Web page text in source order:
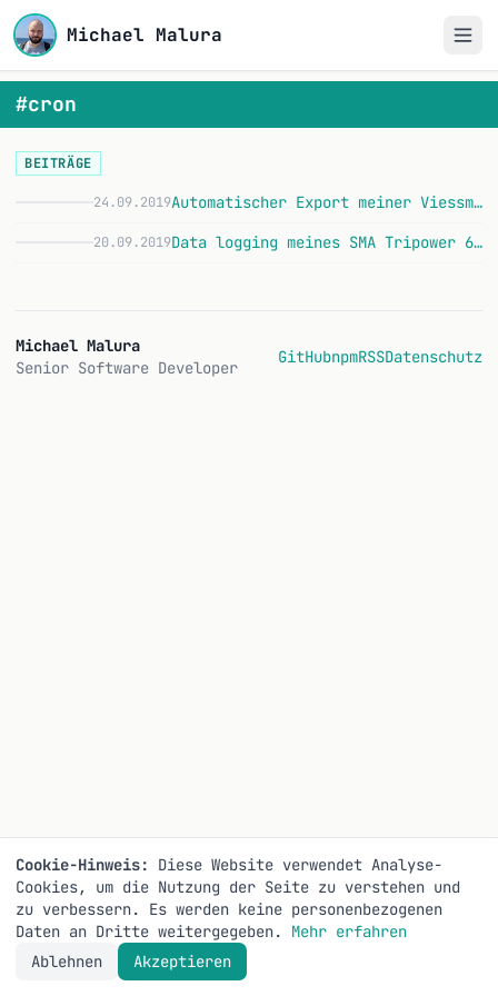
Michael Malura
#cron
BEITRÄGE
24.09.2019 Automatischer Export meiner Viessmann Heizung
20.09.2019 Data logging meines SMA Tripower 6.0 Inverters
Michael Malura
Senior Software Developer
GitHubnpmRSSDatenschutz
Cookie-Hinweis:
Diese Website verwendet Analyse-
Cookies, um die Nutzung der Seite zu verstehen und
zu verbessern. Es werden keine personenbezogenen
Daten an Dritte weitergegeben. Mehr erfahren
Ablehnen
Akzeptieren